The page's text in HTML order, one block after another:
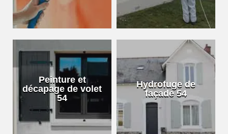
Peinture et
décapage de volet
54
Hydrofuge de
façade 54